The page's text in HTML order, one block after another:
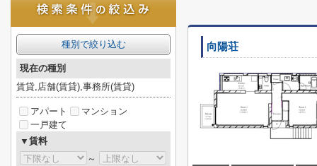
向陽荘
種別で絞り込む
現在の種別
賃貸,店舗(賃貸),事務所(賃貸)
アパート
マンション
一戸建て
▼賃料
～